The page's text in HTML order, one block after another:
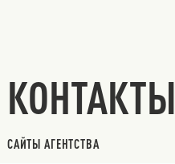
КОНТАКТЫ
САЙТЫ АГЕНТСТВА